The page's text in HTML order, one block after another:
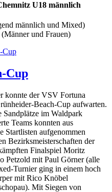
U18 männlich
männlich und Mixed)
und Frauen)
Cup
Cup
konnte der VSV Fortuna
Beach-Cup aufwarten.
im Waldpark
Teams konnten aus
Startlisten aufgenommen
Bezirksmeisterschaften der
Finalspiel Moritz
Petzold mit Paul Görner (alle
Turnier ging in einem hoch
mit Rico Knöbel
Mit Siegen von